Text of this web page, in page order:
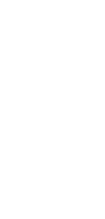
für optimale
langfristig und
verschiedenen
trotz
Transparenz